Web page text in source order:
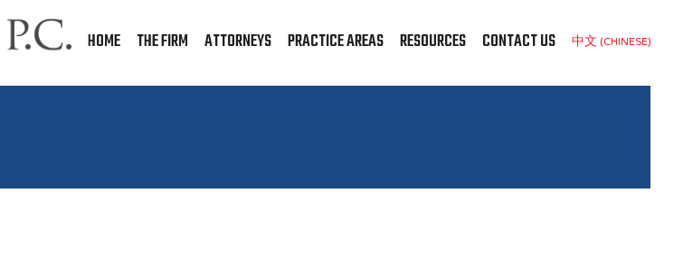
HOME THE FIRM ATTORNEYS PRACTICE AREAS RESOURCES CONTACT US 中文 (CHINESE)